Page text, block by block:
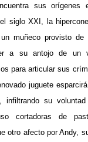
sus
siglo XXI, la
muñeco provisto de
a su antojo de un
para articular sus
juguete
infiltrando su
cortadoras de
otro afecto por Andy,